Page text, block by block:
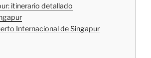
itinerario detallado
Internacional de Singapur